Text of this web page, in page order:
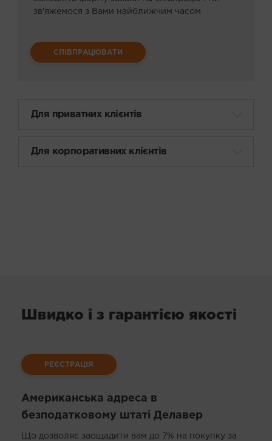
Товары для охоты и рыбалки
зв'яжемося з Вами найближчим часом
СПІВПРАЦЮВАТИ
Для приватних клієнтів
Для корпоративних клієнтів
Швидко і з гарантією якості
РЕЄСТРАЦІЯ
Американська адреса в
безподатковому штаті Делавер
Що дозволяє заощадити вам до 7% на покупку за